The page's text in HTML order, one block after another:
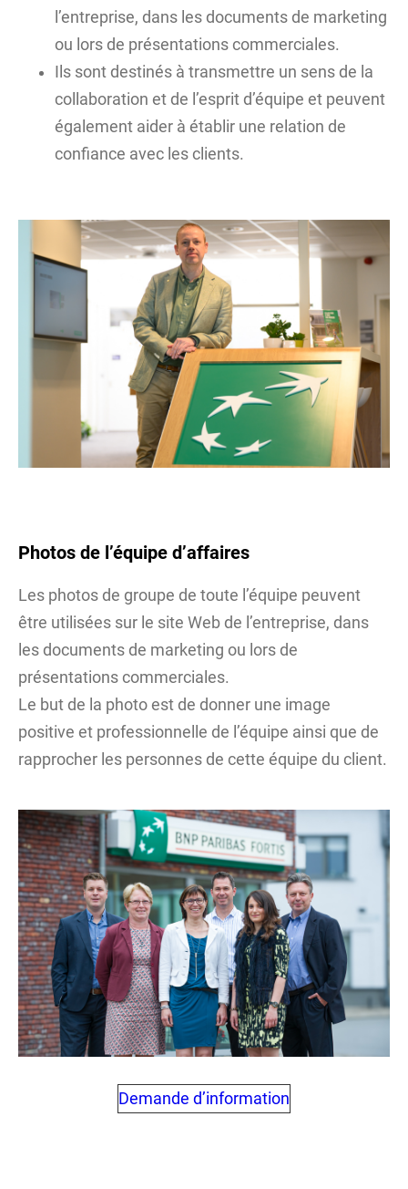
l’entreprise, dans les documents de marketing
ou lors de présentations commerciales.
Ils sont destinés à transmettre un sens de la
collaboration et de l’esprit d’équipe et peuvent
également aider à établir une relation de
confiance avec les clients.
Photos de l’équipe d’affaires
Les photos de groupe de toute l’équipe peuvent
être utilisées sur le site Web de l’entreprise, dans
les documents de marketing ou lors de
présentations commerciales.
Le but de la photo est de donner une image
positive et professionnelle de l’équipe ainsi que de
rapprocher les personnes de cette équipe du client.
Demande d’information